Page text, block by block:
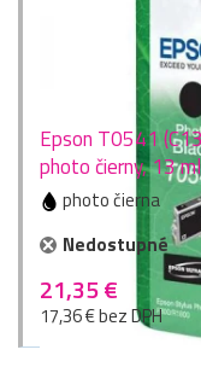
Epson T0541
photo čierny, 13 ml
photo čierna
Nedostupné
21,35 €
17,36 € bez DPH